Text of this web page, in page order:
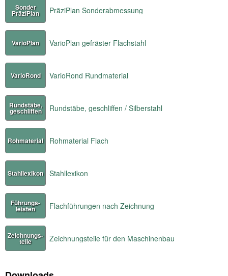
Sonder
PräziPlan PräziPlan Sonderabmessung
VarioPlan VarioPlan gefräster Flachstahl
VarioRond VarioRond Rundmaterial
Rundstäbe,
geschliffen Rundstäbe, geschliffen / Silberstahl
Rohmaterial Rohmaterial Flach
Stahllexikon Stahllexikon
Führungs-
leisten Flachführungen nach Zeichnung
Zeichnungs-
teile Zeichnungsteile für den Maschinenbau